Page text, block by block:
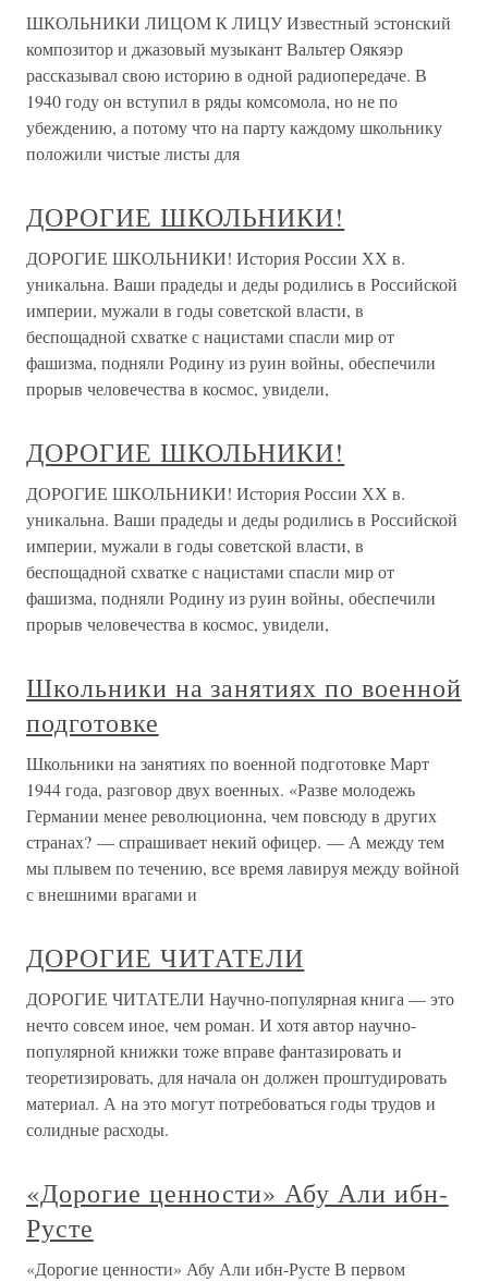
ШКОЛЬНИКИ ЛИЦОМ К ЛИЦУ Известный эстонский
композитор и джазовый музыкант Вальтер Оякяэр
рассказывал свою историю в одной радиопередаче. В
1940 году он вступил в ряды комсомола, но не по
убеждению, а потому что на парту каждому школьнику
положили чистые листы для
ДОРОГИЕ ШКОЛЬНИКИ!
ДОРОГИЕ ШКОЛЬНИКИ! История России ХХ в.
уникальна. Ваши прадеды и деды родились в Российской
империи, мужали в годы советской власти, в
беспощадной схватке с нацистами спасли мир от
фашизма, подняли Родину из руин войны, обеспечили
прорыв человечества в космос, увидели,
ДОРОГИЕ ШКОЛЬНИКИ!
ДОРОГИЕ ШКОЛЬНИКИ! История России ХХ в.
уникальна. Ваши прадеды и деды родились в Российской
империи, мужали в годы советской власти, в
беспощадной схватке с нацистами спасли мир от
фашизма, подняли Родину из руин войны, обеспечили
прорыв человечества в космос, увидели,
Школьники на занятиях по военной
подготовке
Школьники на занятиях по военной подготовке Март
1944 года, разговор двух военных. «Разве молодежь
Германии менее революционна, чем повсюду в других
странах? — спрашивает некий офицер. — А между тем
мы плывем по течению, все время лавируя между войной
с внешними врагами и
ДОРОГИЕ ЧИТАТЕЛИ
ДОРОГИЕ ЧИТАТЕЛИ Научно-популярная книга — это
нечто совсем иное, чем роман. И хотя автор научно-
популярной книжки тоже вправе фантазировать и
теоретизировать, для начала он должен проштудировать
материал. А на это могут потребоваться годы трудов и
солидные расходы.
«Дорогие ценности» Абу Али ибн-
Русте
«Дорогие ценности» Абу Али ибн-Русте В первом